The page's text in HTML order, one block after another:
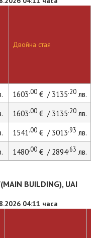
Двойна стая
1603.00€ / 3135.20лв.
1603.00€ / 3135.20лв.
1541.00€ / 3013.93 лв.
1480.00€ / 2894.63 лв.
BUILDING), UAI
04:11 часа